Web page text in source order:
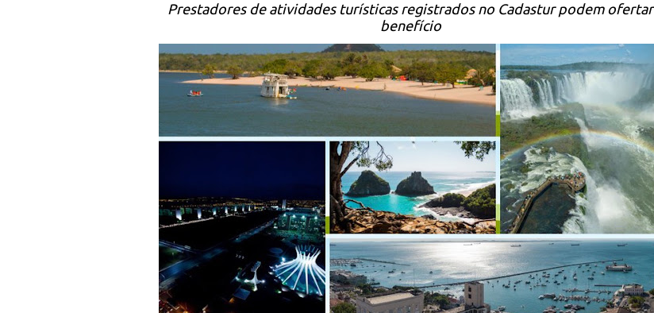
Prestadores de atividades turísticas registrados no Cadastur podem ofertar
benefício